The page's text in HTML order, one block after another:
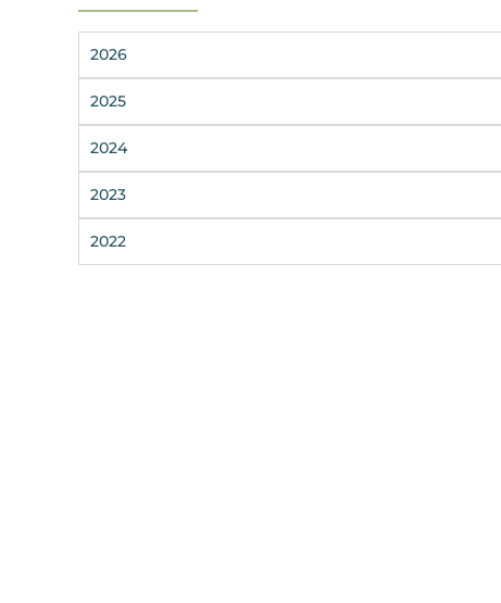
2026
2025
2024
2023
2022